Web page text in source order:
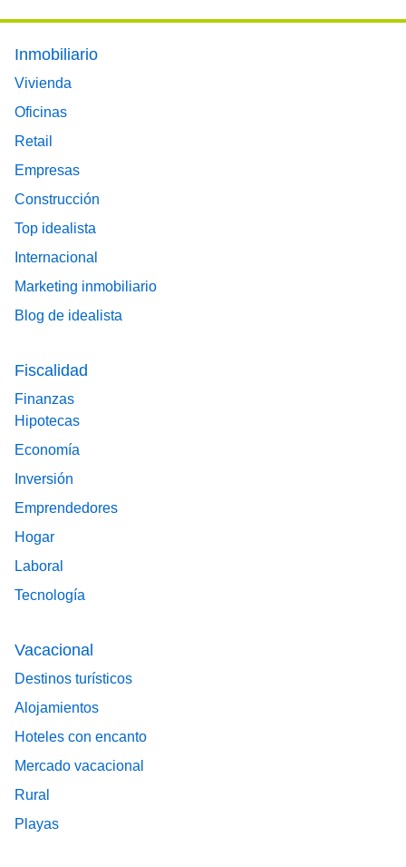
Footer main menu
Inmobiliario
Vivienda
Oficinas
Retail
Empresas
Construcción
Top idealista
Internacional
Marketing inmobiliario
Blog de idealista
Fiscalidad
Finanzas
Hipotecas
Economía
Inversión
Emprendedores
Hogar
Laboral
Tecnología
Vacacional
Destinos turísticos
Alojamientos
Hoteles con encanto
Mercado vacacional
Rural
Playas